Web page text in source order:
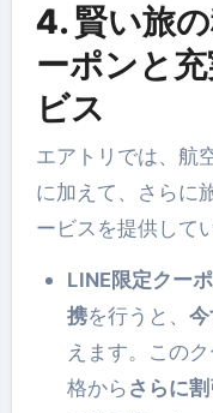
4. 賢い旅
ーポンと
ビス
エアトリでは、航
に加えて、さらに
ービスを提供して
LINE限定クー
携を行うと、
えます。この
格からさらに割